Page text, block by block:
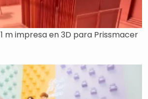
m impresa en 3D para Prissmacer